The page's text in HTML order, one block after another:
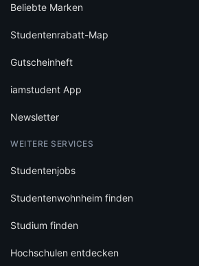
Beliebte Marken
Studentenrabatt-Map
Gutscheinheft
iamstudent App
Newsletter
WEITERE SERVICES
Studentenjobs
Studentenwohnheim finden
Studium finden
Hochschulen entdecken